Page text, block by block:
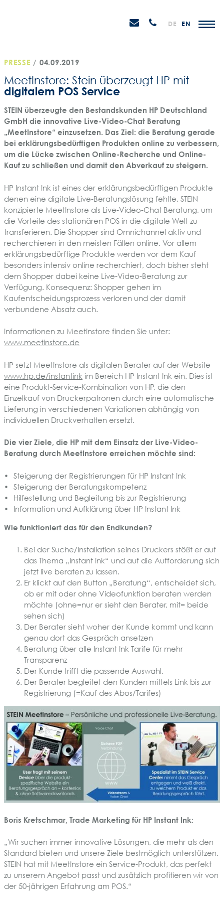
Email Anrufen
DE EN
PRESSE / 04.09.2019
MeetInstore: Stein überzeugt HP mit
digitalem POS Service
STEIN überzeugte den Bestandskunden HP Deutschland
GmbH die innovative Live-Video-Chat Beratung
„MeetInstore“ einzusetzen. Das Ziel: die Beratung gerade
bei erklärungsbedürftigen Produkten online zu verbessern,
um die Lücke zwischen Online-Recherche und Online-
Kauf zu schließen und damit den Abverkauf zu steigern.
HP Instant Ink ist eines der erklärungsbedürftigen Produkte
denen eine digitale Live-Beratungslösung fehlte. STEIN
konzipierte MeetInstore als Live-Video-Chat Beratung, um
die Vorteile des stationären POS in die digitale Welt zu
transferieren. Die Shopper sind Omnichannel aktiv und
recherchieren in den meisten Fällen online. Vor allem
erklärungsbedürftige Produkte werden vor dem Kauf
besonders intensiv online recherchiert, doch bisher steht
dem Shopper dabei keine Live-Video-Beratung zur
Verfügung. Konsequenz: Shopper gehen im
Kaufentscheidungsprozess verloren und der damit
verbundene Absatz auch.
Informationen zu MeetInstore finden Sie unter:
www.meetinstore.de
HP setzt MeetInstore als digitalen Berater auf der Website
www.hp.de/instantink im Bereich HP Instant Ink ein. Dies ist
eine Produkt-Service-Kombination von HP, die den
Einzelkauf von Druckerpatronen durch eine automatische
Lieferung in verschiedenen Variationen abhängig von
individuellen Druckverhalten ersetzt.
Die vier Ziele, die HP mit dem Einsatz der Live-Video-
Beratung durch MeetInstore erreichen möchte sind:
Steigerung der Registrierungen für HP Instant Ink
Steigerung der Beratungskompetenz
Hilfestellung und Begleitung bis zur Registrierung
Information und Aufklärung über HP Instant Ink
Wie funktioniert das für den Endkunden?
Bei der Suche/Installation seines Druckers stößt er auf
das Thema „Instant Ink“ und auf die Aufforderung sich
jetzt live beraten zu lassen.
Er klickt auf den Button „Beratung“, entscheidet sich,
ob er mit oder ohne Videofunktion beraten werden
möchte (ohne=nur er sieht den Berater, mit= beide
sehen sich)
Der Berater sieht woher der Kunde kommt und kann
genau dort das Gespräch ansetzen
Beratung über alle Instant Ink Tarife für mehr
Transparenz
Der Kunde trifft die passende Auswahl.
Der Berater begleitet den Kunden mittels Link bis zur
Registrierung (=Kauf des Abos/Tarifes)
Boris Kretschmar, Trade Marketing für HP Instant Ink:
„Wir suchen immer innovative Lösungen, die mehr als den
Standard bieten und unsere Ziele bestmöglich unterstützen.
STEIN hat mit MeetInstore ein Service-Produkt, das perfekt
zu unserem Angebot passt und zusätzlich profitieren wir von
der 50-jährigen Erfahrung am POS.“